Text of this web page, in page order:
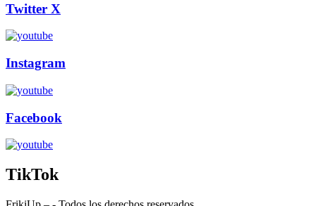
Twitter X
Instagram
Facebook
TikTok